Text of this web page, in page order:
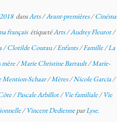
dansArts/Avant-premières/Cinéma
français étiquetéArts/Audrey Fleurot/
/Clotilde Courau/Enfants/Famille/La
mère/Marie Christine Barrault/Marie-
Mention-Schaar/Mères/Nicole Garcia/
/Pascale Arbillot/Vie familiale/Vie
/Vincent DedienneparLyse.